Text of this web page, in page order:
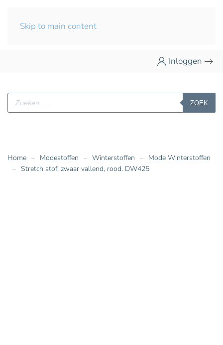
Skip to main content
Inloggen
Producten
zoeken
ZOEK
Home Modestoffen Winterstoffen
Mode Winterstoffen
Stretch stof, zwaar vallend, rood. DW425